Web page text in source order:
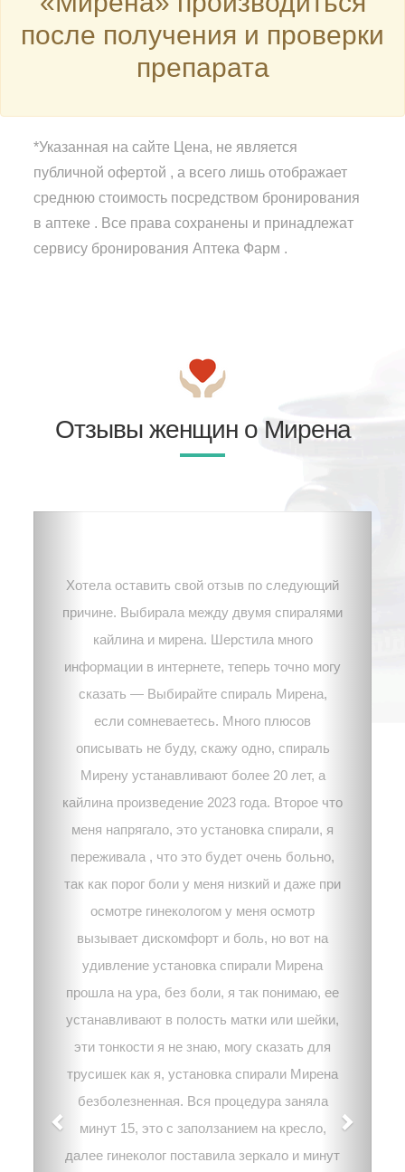
после получения и проверки
препарата
*Указанная на сайте Цена, не является
публичной офертой , а всего лишь отображает
среднюю стоимость посредством бронирования
в аптеке . Все права сохранены и принадлежат
сервису бронирования Аптека Фарм .
Отзывы женщин о Мирена
Хотела оставить свой отзыв по следующий
причине. Выбирала между двумя спиралями
кайлина и мирена. Шерстила много
информации в интернете, теперь точно могу
сказать — Выбирайте спираль Мирена,
если сомневаетесь. Много плюсов
описывать не буду, скажу одно, спираль
Мирену устанавливают более 20 лет, а
кайлина произведение 2023 года. Второе что
меня напрягало, это установка спирали, я
переживала , что это будет очень больно,
так как порог боли у меня низкий и даже при
осмотре гинекологом у меня осмотр
вызывает дискомфорт и боль, но вот на
удивление установка спирали Мирена
прошла на ура, без боли, я так понимаю, ее
устанавливают в полость матки или шейки,
эти тонкости я не знаю, могу сказать для
трусишек как я, установка спирали Мирена
безболезненная. Вся процедура заняла
минут 15, это с заползанием на кресло,
далее гинеколог поставила зеркало и минут